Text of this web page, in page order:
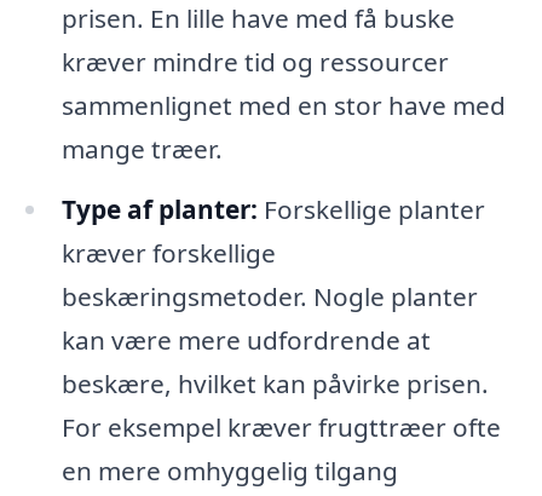
prisen. En lille have med få buske
kræver mindre tid og ressourcer
sammenlignet med en stor have med
mange træer.
Type af planter: Forskellige planter
kræver forskellige
beskæringsmetoder. Nogle planter
kan være mere udfordrende at
beskære, hvilket kan påvirke prisen.
For eksempel kræver frugttræer ofte
en mere omhyggelig tilgang